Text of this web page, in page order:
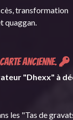
transformation
quaggan.
ancienne.
"Dhexx" à
les "Tas de